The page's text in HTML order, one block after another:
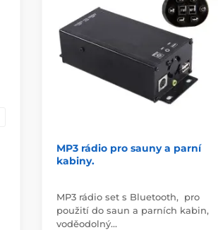
MP3 rádio pro sauny a parní
kabiny.
MP3 rádio set s Bluetooth, pro
použití do saun a parních kabin,
voděodolný…